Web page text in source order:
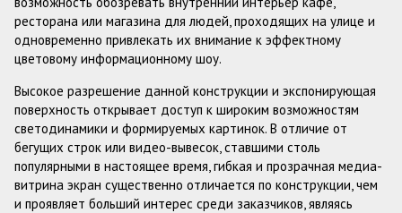
ресторана или магазина для людей, проходящих на улице и
одновременно привлекать их внимание к эффектному
цветовому информационному шоу.
Высокое разрешение данной конструкции и экспонирующая
поверхность открывает доступ к широким возможностям
светодинамики и формируемых картинок. В отличие от
бегущих строк или видео-вывесок, ставшими столь
популярными в настоящее время, гибкая и прозрачная медиа-
витрина экран существенно отличается по конструкции, чем
и проявляет больший интерес среди заказчиков, являясь